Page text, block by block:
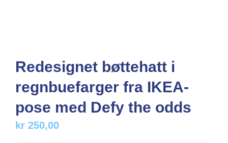
Redesignet bøttehatt i
regnbuefarger fra IKEA-
pose med Defy the odds
kr 250,00